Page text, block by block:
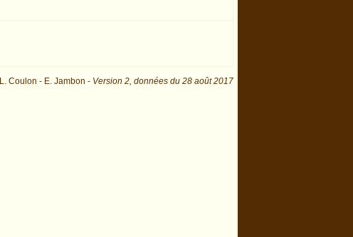
L. Coulon - E. Jambon - Version 2,données du 28 août 2017